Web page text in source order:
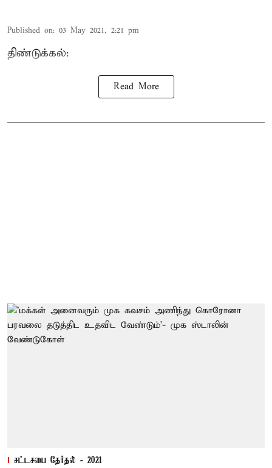
Published on: 03 May 2021, 2:21 pm
திண்டுக்கல்:
Read More
சட்டசபை தேர்தல் - 2021